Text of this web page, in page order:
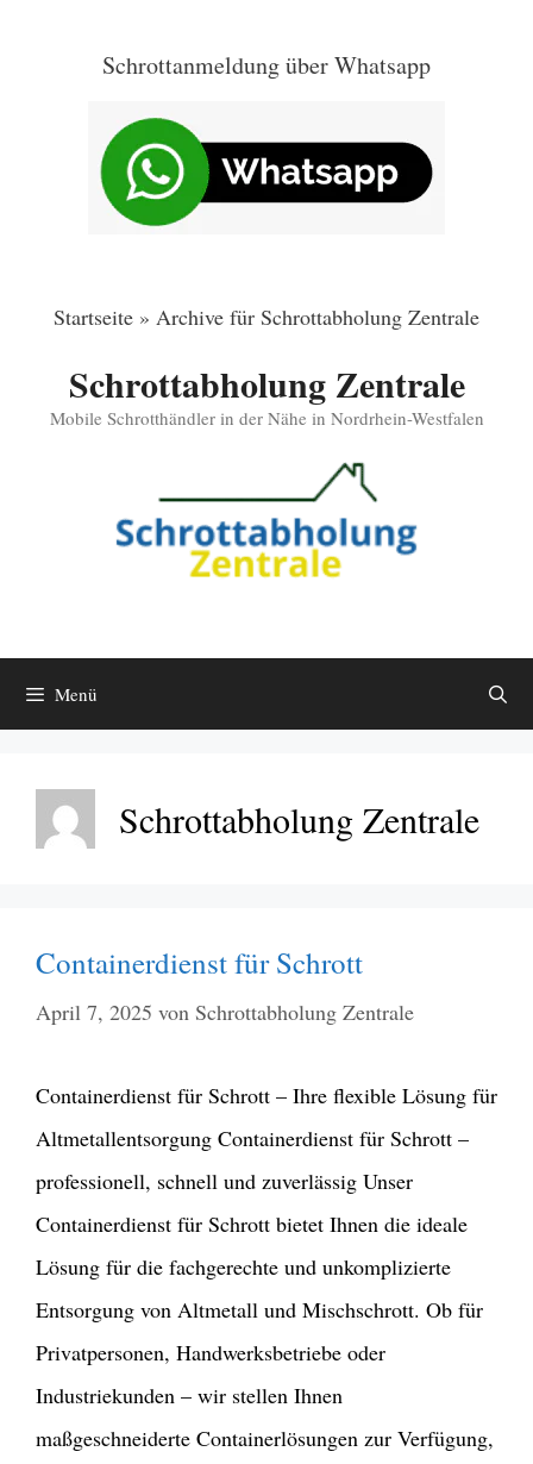
Schrottanmeldung über Whatsapp
Startseite » Archive für Schrottabholung Zentrale
Schrottabholung Zentrale
Mobile Schrotthändler in der Nähe in Nordrhein-Westfalen
Menü
Schrottabholung Zentrale
Containerdienst für Schrott
April 7, 2025 von Schrottabholung Zentrale
Containerdienst für Schrott – Ihre flexible Lösung für
Altmetallentsorgung Containerdienst für Schrott –
professionell, schnell und zuverlässig Unser
Containerdienst für Schrott bietet Ihnen die ideale
Lösung für die fachgerechte und unkomplizierte
Entsorgung von Altmetall und Mischschrott. Ob für
Privatpersonen, Handwerksbetriebe oder
Industriekunden – wir stellen Ihnen
maßgeschneiderte Containerlösungen zur Verfügung,